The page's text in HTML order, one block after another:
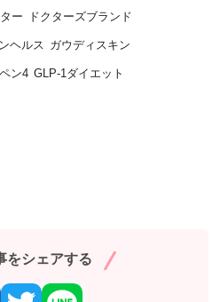
ー ドクターズブランド
ヘルス ガウディスキン
ン4 GLP-1ダイエット
をシェアする